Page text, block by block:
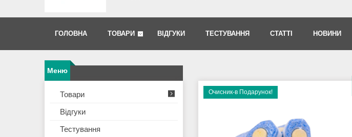
ГОЛОВНА ТОВАРИ ВІДГУКИ ТЕСТУВАННЯ СТАТТІ НОВИНИ
Очисник-в Подарунок!
Товари
Відгуки
Тестування